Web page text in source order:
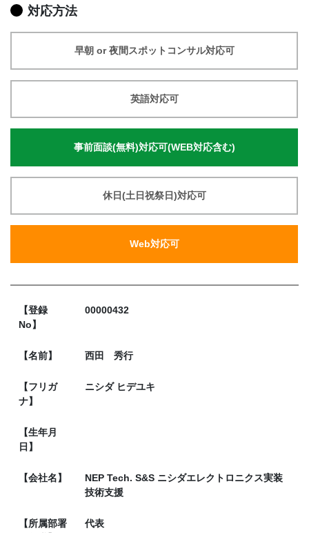
対応方法
早朝 or 夜間スポットコンサル対応可
英語対応可
事前面談(無料)対応可(WEB対応含む)
休日(土日祝祭日)対応可
Web対応可
【登録
No】
00000432
【名前】 西田 秀行
【フリガ
ナ】
ニシダ ヒデユキ
【生年月
日】
【会社名】
NEP Tech. S&S ニシダエレクトロニクス実装
技術支援
【所属部署
代表